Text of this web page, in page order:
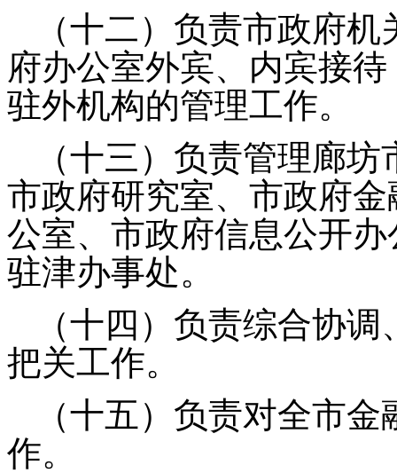
（十二）负责市政府
府办公室外宾、内宾接
驻外机构的管理工作。
（十三）负责管理廊
市政府研究室、市政府
公室、市政府信息公开
驻津办事处。
（十四）负责综合协
把关工作。
（十五）负责对全市
作。